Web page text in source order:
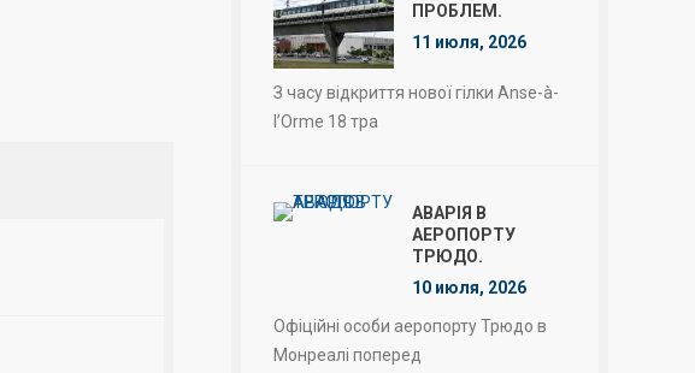
ПРОБЛЕМ.
11 июля, 2026
З часу відкриття нової гілки Anse-à-
l’Orme 18 тра
АВАРІЯ В
АЕРОПОРТУ
ТРЮДО.
10 июля, 2026
Офіційні особи аеропорту Трюдо в
Монреалі поперед